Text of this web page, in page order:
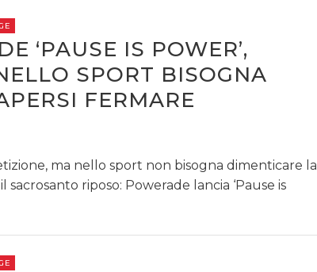
‘PAUSE IS POWER’,
SPORT BISOGNA
FERMARE
ma nello sport non bisogna dimenticare la
riposo: Powerade lancia ‘Pause is